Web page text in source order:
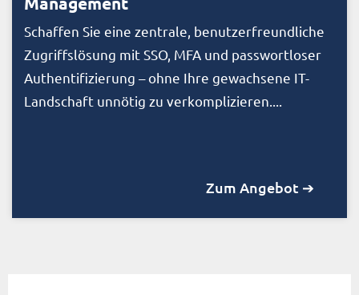
Schaffen Sie eine zentrale, benutzerfreundliche
Zugriffslösung mit SSO, MFA und passwortloser
Authentifizierung – ohne Ihre gewachsene IT-
Landschaft unnötig zu verkomplizieren....
Zum Angebot ➔